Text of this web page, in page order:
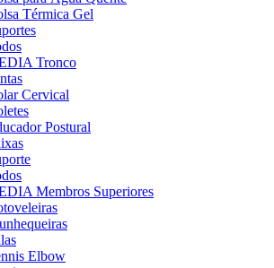
Térmica Gel
Tronco
Cervical
Postural
Membros Superiores
Elbow